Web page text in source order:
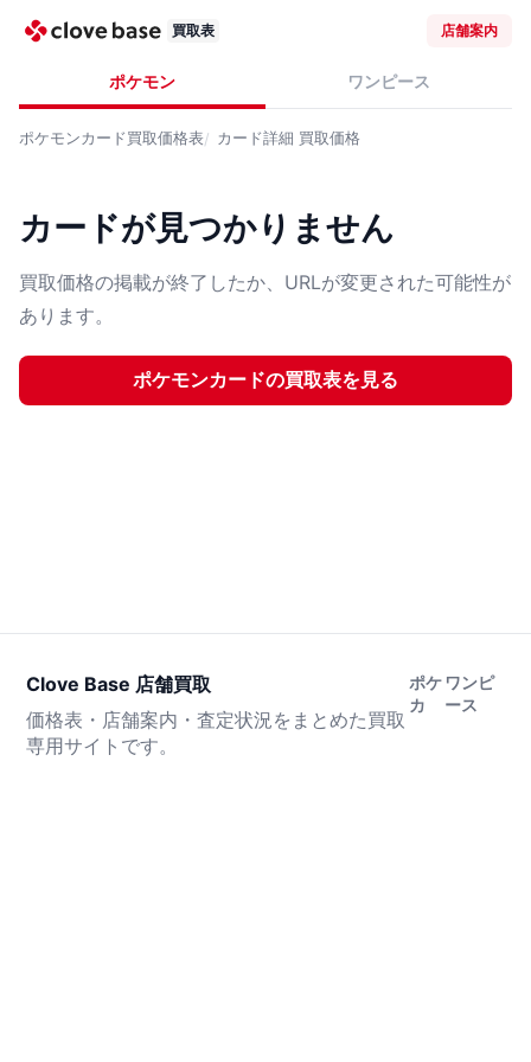
買取表 店舗案内
ポケモン ワンピース
ポケモンカード買取価格表 カード詳細 買取価格
カードが見つかりません
買取価格の掲載が終了したか、URLが変更された可能性が
あります。
ポケモンカードの買取表を見る
Clove Base 店舗買取
価格表・店舗案内・査定状況をまとめた買取
専用サイトです。
ポケ
カ
ワンピ
ース